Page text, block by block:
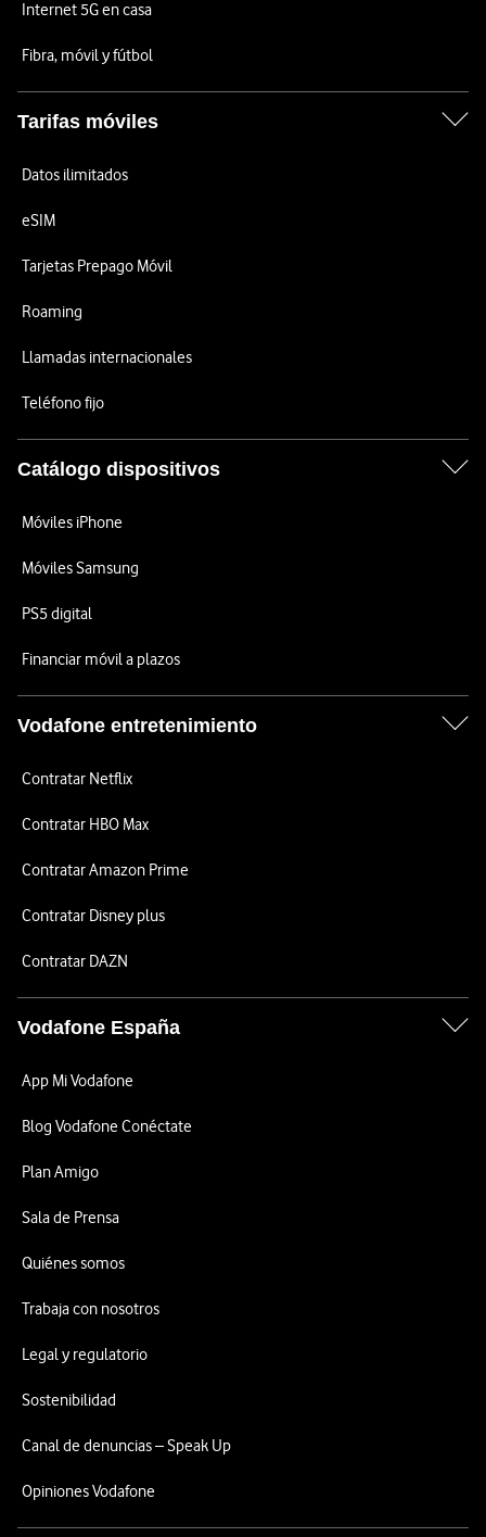
Internet 5G en casa
Fibra, móvil y fútbol
Tarifas móviles
Datos ilimitados
eSIM
Tarjetas Prepago Móvil
Roaming
Llamadas internacionales
Teléfono fijo
Catálogo dispositivos
Móviles iPhone
Móviles Samsung
PS5 digital
Financiar móvil a plazos
Vodafone entretenimiento
Contratar Netflix
Contratar HBO Max
Contratar Amazon Prime
Contratar Disney plus
Contratar DAZN
Vodafone España
App Mi Vodafone
Blog Vodafone Conéctate
Plan Amigo
Sala de Prensa
Quiénes somos
Trabaja con nosotros
Legal y regulatorio
Sostenibilidad
Canal de denuncias – Speak Up
Opiniones Vodafone